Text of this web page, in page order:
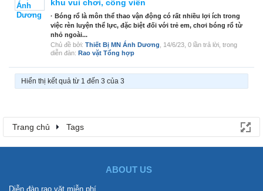
khu vui chơi, công viên
· Bóng rổ là môn thể thao vận động có rất nhiều lợi ích trong
việc rèn luyện thể lực, đặc biệt đối với trẻ em, chơi bóng rổ từ
nhỏ ngoài...
Chủ đề bởi: Thiết Bị MN Ánh Dương 14/6/23 , 0 lần trả lời, trong
diễn đàn: Rao vặt Tổng hợp
Hiển thị kết quả từ 1 đến 3 của 3
Trang chủ Tags
ABOUT US
Diễn đàn rao vặt miễn phí